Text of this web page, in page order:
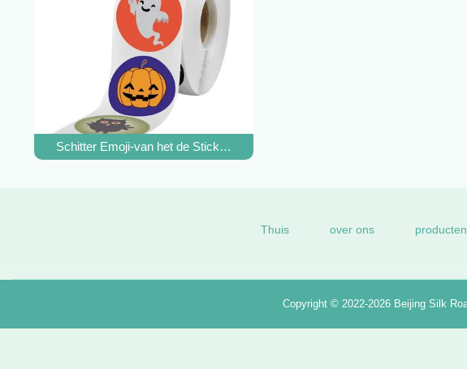
Schitter Emoji-van het de Stickerblad van de Kusbesnoeiing van de de
Thuis over ons producten
Copyright © 2022-2026 Beijing Silk